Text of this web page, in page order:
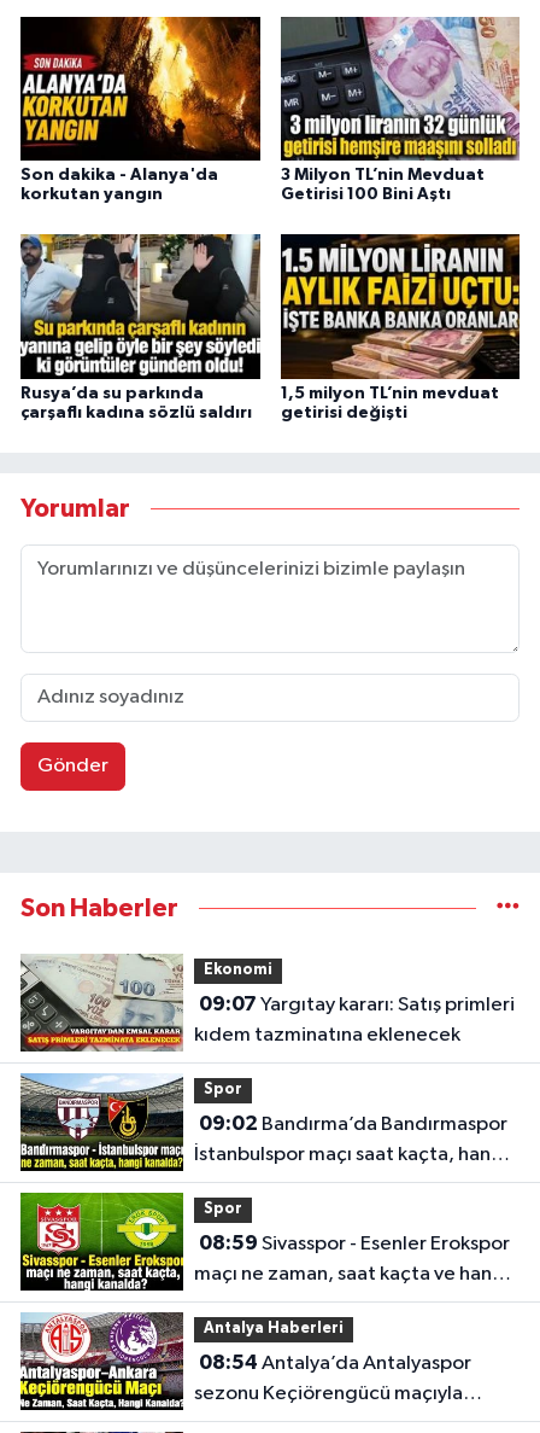
Son dakika - Alanya'da
korkutan yangın
3 Milyon TL’nin Mevduat
Getirisi 100 Bini Aştı
Rusya’da su parkında
çarşaflı kadına sözlü saldırı
1,5 milyon TL’nin mevduat
getirisi değişti
Yorumlar
Gönder
Son Haberler
Ekonomi
09:07
kıdem tazminatına eklenecek
Spor
09:02
İstanbulspor maçı saat kaçta, hangi
kanalda?
Spor
08:59
maçı ne zaman, saat kaçta ve hangi
kanalda?
Antalya Haberleri
08:54
sezonu Keçiörengücü maçıyla
açıyor